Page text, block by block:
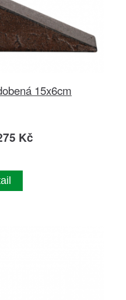
15x6cm
Kč